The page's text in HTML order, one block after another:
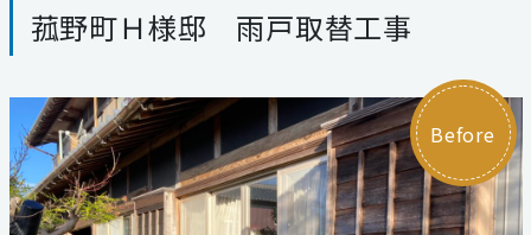
施工事例
スタッフ紹介
お見積り・お問い合わせ
菰野町Ｈ様邸 雨戸取替工事
Before